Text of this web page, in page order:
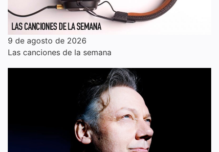
9 de agosto de 2026
Las canciones de la semana